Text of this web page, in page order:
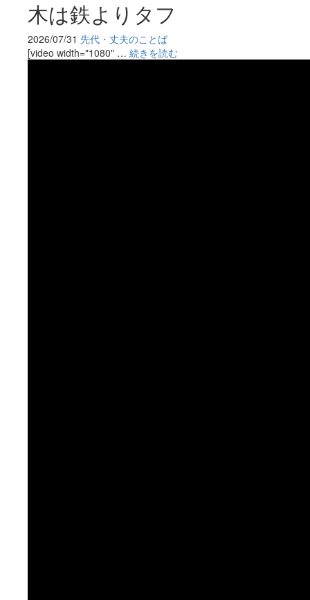
木は鉄よりタフ
2026/07/31 先代・丈夫のことば
[video width="1080" … 続きを読む